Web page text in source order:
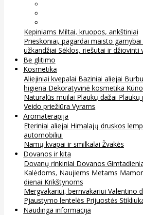
Kepiniams Miltai, kruopos, ankštiniai
Prieskoniai, pagardai maisto gamybai
užkandžiai Sėklos, riešutai ir džiovinti
Be glitimo
Kosmetika
Aliejiniai kvepalai Baziniai aliejai
higiena Dekoratyvinė kosmetika
Naturalūs muilai Plaukų dažai Plaukų
Veido priežiūra Vyrams
Aromaterapija
Eteriniai aliejai Himalajų druskos
automobiliui
Namų kvapai ir smilkalai Žvakės
Dovanos ir kita
Dovanų rinkiniai Dovanos
Kalėdoms, Naujiems Metams
dienai Krikštynoms
Mergvakariui, bernvakariui Valentino
Pjaustymo lentelės Prijuostės
Naudinga informacija